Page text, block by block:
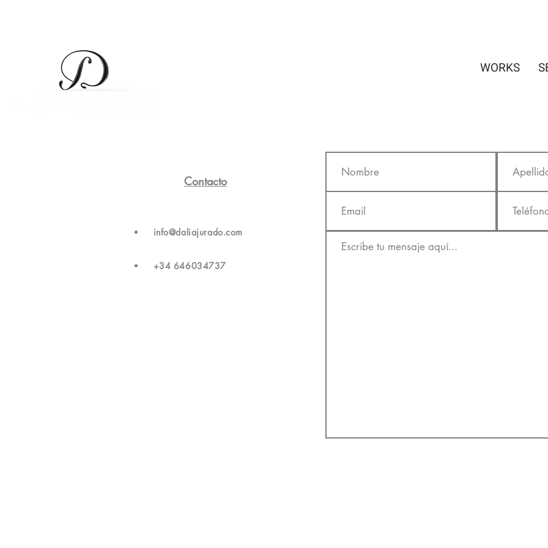
WORKS
Contacto
info@daliajurado.com
+34 646034737